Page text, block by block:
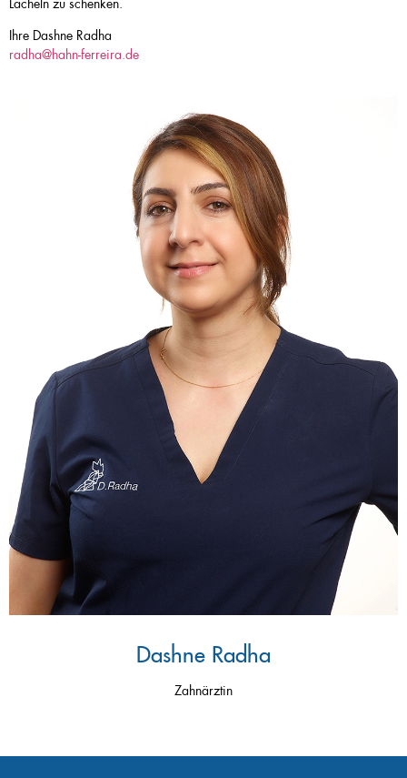
Lächeln zu schenken.
Ihre Dashne Radha
radha@hahn-ferreira.de
Dashne Radha
Zahnärztin